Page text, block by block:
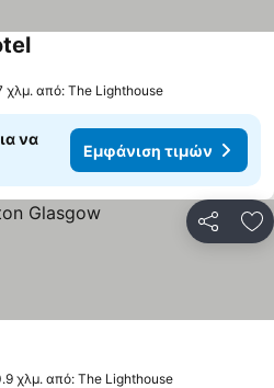
χλμ. από: The Lighthouse
να
Εμφάνιση τιμών
χλμ. από: The Lighthouse